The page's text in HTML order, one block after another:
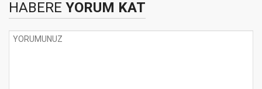
HABERE YORUM KAT